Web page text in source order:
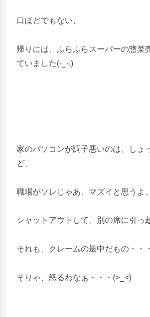
口ほどでもない、
帰りには、ふらふらスーパーの惣菜
ていました(-_-;)
家のパソコンが調子悪いのは、しょ
ど、
職場がソレじゃあ、マズイと思うよ。
シャットアウトして、別の席に引っ
それも、クレームの最中だもの・・・
そりゃ、怒るわなぁ・・・(>_<)